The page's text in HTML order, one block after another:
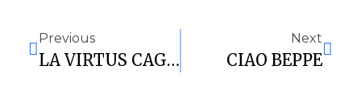
Previous
LA VIRTUS CAGLIARI NON SI FERMA. SOFFRE MA VINCE CONTRO LA MERCEDE ALGHERO 72-67
Next
CIAO BEPPE